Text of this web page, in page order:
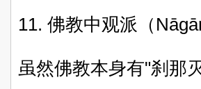
11. 佛教中观派（
虽然佛教本身有"刹那